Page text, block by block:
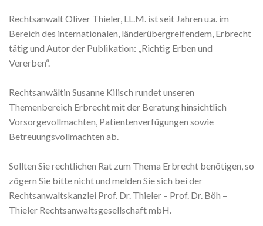
Rechtsanwalt Oliver Thieler, LL.M. ist seit Jahren u.a. im
Bereich des internationalen, länderübergreifendem, Erbrecht
tätig und Autor der Publikation: „Richtig Erben und
Vererben“.
Rechtsanwältin Susanne Kilisch rundet unseren
Themenbereich Erbrecht mit der Beratung hinsichtlich
Vorsorgevollmachten, Patientenverfügungen sowie
Betreuungsvollmachten ab.
Sollten Sie rechtlichen Rat zum Thema Erbrecht benötigen, so
zögern Sie bitte nicht und melden Sie sich bei der
Rechtsanwaltskanzlei Prof. Dr. Thieler – Prof. Dr. Böh –
Thieler Rechtsanwaltsgesellschaft mbH.